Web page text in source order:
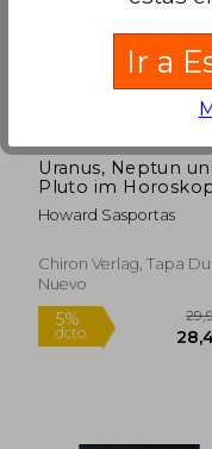
dcto.
Uranus, Neptun
Pluto im
(en Alemán)
Howard Sasportas
Chiron Verlag, Tapa
Nuevo
Ir a